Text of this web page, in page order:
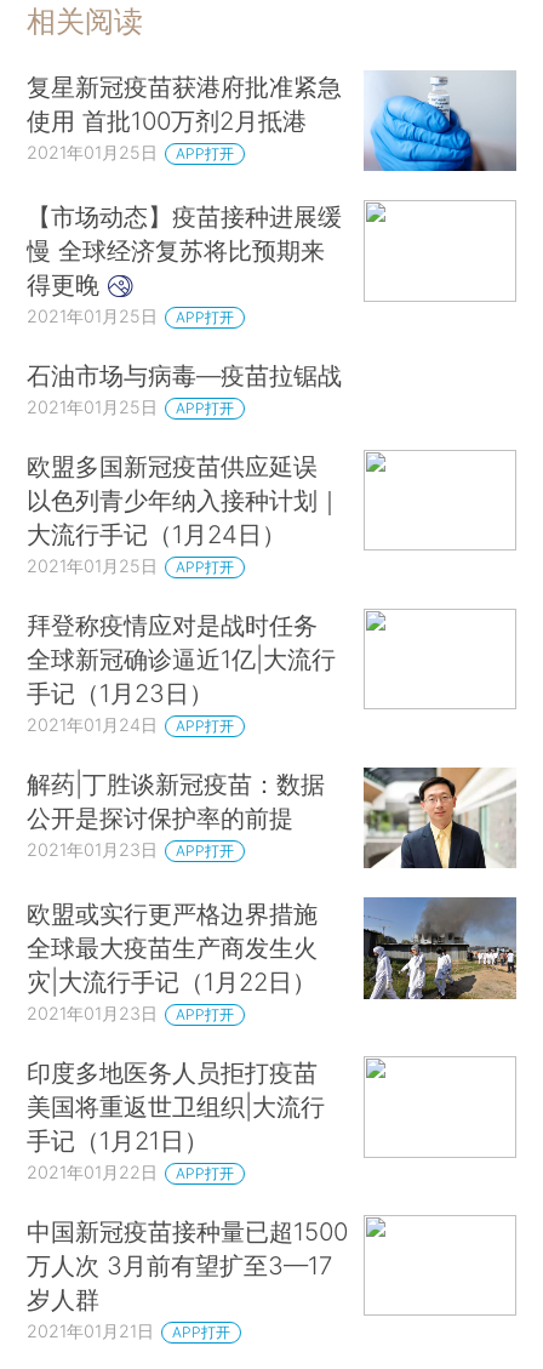
相关阅读
复星新冠疫苗获港府批准紧急
使用 首批100万剂2月抵港
2021年01月25日 APP打开
【市场动态】疫苗接种进展缓
慢 全球经济复苏将比预期来
得更晚
2021年01月25日 APP打开
石油市场与病毒—疫苗拉锯战
2021年01月25日 APP打开
欧盟多国新冠疫苗供应延误
以色列青少年纳入接种计划｜
大流行手记（1月24日）
2021年01月25日 APP打开
拜登称疫情应对是战时任务
全球新冠确诊逼近1亿|大流行
手记（1月23日）
2021年01月24日 APP打开
解药|丁胜谈新冠疫苗：数据
公开是探讨保护率的前提
2021年01月23日 APP打开
欧盟或实行更严格边界措施
全球最大疫苗生产商发生火
灾|大流行手记（1月22日）
2021年01月23日 APP打开
印度多地医务人员拒打疫苗
美国将重返世卫组织|大流行
手记（1月21日）
2021年01月22日 APP打开
中国新冠疫苗接种量已超1500
万人次 3月前有望扩至3—17
岁人群
2021年01月21日 APP打开